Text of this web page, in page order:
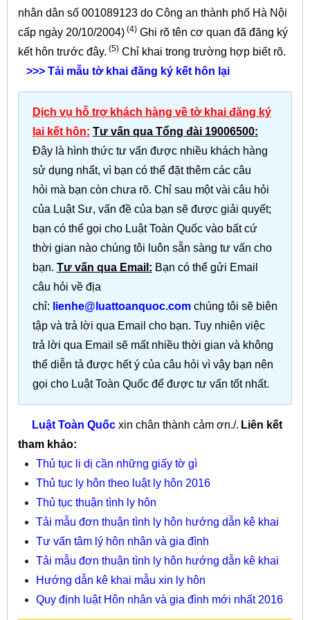
nhân dân số 001089123 do Công an thành phố Hà Nội
cấp ngày 20/10/2004) (4)Ghi rõ tên cơ quan đã đăng ký
kết hôn trước đây. (5)Chỉ khai trong trường hợp biết rõ.
>>> Tải mẫu tờ khai đăng ký kết hôn lại
Dịch vụ hỗ trợ khách hàng về tờ khai đăng ký
lại kết hôn: Tư vấn qua Tổng đài 19006500:
Đây là hình thức tư vấn được nhiều khách hàng
sử dụng nhất, vì bạn có thể đặt thêm các câu
hỏi mà bạn còn chưa rõ. Chỉ sau một vài câu hỏi
của Luật Sư, vấn đề của bạn sẽ được giải quyết;
bạn có thể gọi cho Luật Toàn Quốc vào bất cứ
thời gian nào chúng tôi luôn sẵn sàng tư vấn cho
bạn. Tư vấn qua Email: Bạn có thể gửi Email
câu hỏi về địa
chỉ: lienhe@luattoanquoc.com chúng tôi sẽ biên
tập và trả lời qua Email cho bạn. Tuy nhiên việc
trả lời qua Email sẽ mất nhiều thời gian và không
thể diễn tả được hết ý của câu hỏi vì vậy bạn nên
gọi cho Luật Toàn Quốc để được tư vấn tốt nhất.
Luật Toàn Quốcxin chân thành cảm ơn./. Liên kết
tham khảo:
Thủ tục li dị cần những giấy tờ gì
Thủ tục ly hôn theo luật ly hôn 2016
Thủ tục thuận tình ly hôn
Tải mẫu đơn thuận tình ly hôn hướng dẫn kê khai
Tư vấn tâm lý hôn nhân và gia đình
Tải mẫu đơn thuận tình ly hôn hướng dẫn kê khai
Hướng dẫn kê khai mẫu xin ly hôn
Quy định luật Hôn nhân và gia đình mới nhất 2016